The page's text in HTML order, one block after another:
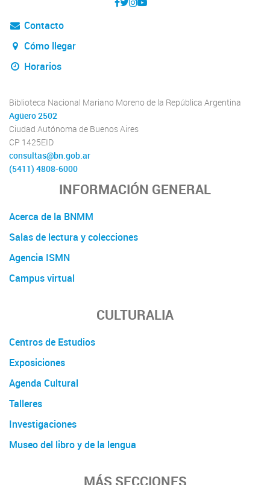
Contacto
Cómo llegar
Horarios
Biblioteca Nacional Mariano Moreno de la República Argentina
Agüero 2502
Ciudad Autónoma de Buenos Aires
CP 1425EID
consultas@bn.gob.ar
(5411) 4808-6000
INFORMACIÓN GENERAL
Acerca de la BNMM
Salas de lectura y colecciones
Agencia ISMN
Campus virtual
CULTURALIA
Centros de Estudios
Exposiciones
Agenda Cultural
Talleres
Investigaciones
Museo del libro y de la lengua
MÁS SECCIONES